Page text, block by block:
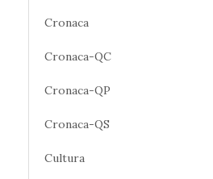
Cronaca
Cronaca-QC
Cronaca-QP
Cronaca-QS
Cultura